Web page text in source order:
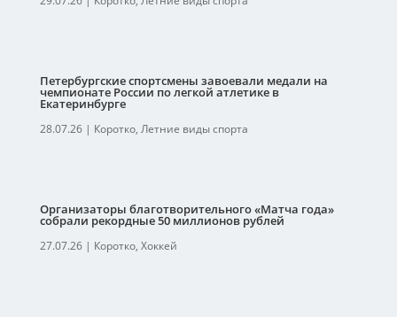
Петербургские спортсмены завоевали медали на
чемпионате России по легкой атлетике в
Екатеринбурге
28.07.26| Коротко, Летние виды спорта
Организаторы благотворительного «Матча года»
собрали рекордные 50 миллионов рублей
27.07.26| Коротко, Хоккей